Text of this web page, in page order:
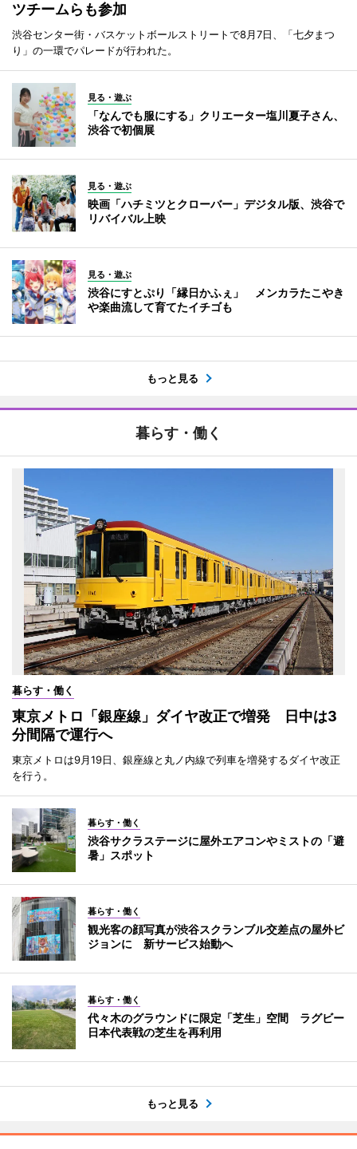
ツチームらも参加
渋谷センター街・バスケットボールストリートで8月7日、「七夕まつ
り」の一環でパレードが行われた。
見る・遊ぶ
「なんでも服にする」クリエーター塩川夏子さん、
渋谷で初個展
見る・遊ぶ
映画「ハチミツとクローバー」デジタル版、渋谷で
リバイバル上映
見る・遊ぶ
渋谷にすとぷり「縁日かふぇ」 メンカラたこやき
や楽曲流して育てたイチゴも
もっと見る
暮らす・働く
暮らす・働く
東京メトロ「銀座線」ダイヤ改正で増発 日中は3
分間隔で運行へ
東京メトロは9月19日、銀座線と丸ノ内線で列車を増発するダイヤ改正
を行う。
暮らす・働く
渋谷サクラステージに屋外エアコンやミストの「避
暑」スポット
暮らす・働く
観光客の顔写真が渋谷スクランブル交差点の屋外ビ
ジョンに 新サービス始動へ
暮らす・働く
代々木のグラウンドに限定「芝生」空間 ラグビー
日本代表戦の芝生を再利用
もっと見る